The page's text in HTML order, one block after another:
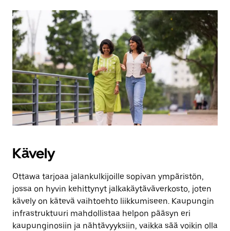
Kävely
Ottawa tarjoaa jalankulkijoille sopivan ympäristön,
jossa on hyvin kehittynyt jalkakäytäväverkosto, joten
kävely on kätevä vaihtoehto liikkumiseen. Kaupungin
infrastruktuuri mahdollistaa helpon pääsyn eri
kaupunginosiin ja nähtävyyksiin, vaikka sää voikin olla